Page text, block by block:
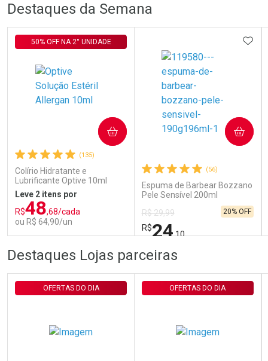
Laboratório
Comprar sem Desconto
Por R$ 29,30/cada
Por Menos
Comprar sem Desconto
Por R$ 29,30/cada
Destaques da Semana
(135)
Colírio Hidratante e
Lubrificante Optive 10ml
50% OFF NA 2° UNIDADE
Leve 2 itens por
R$48,68/cada
ou R$ 64,90/un
COMPRAR
FECHAR
Laboratório
FECHAR
Por Menos
(56)
Espuma de Barbear Bozzano
Pele Sensível 200ml
R$ 29,99
R$24,10
20% OFF
COMPRAR
Por Menos
Destaques Lojas parceiras
OFERTAS DO DIA OFERTAS DO DIA